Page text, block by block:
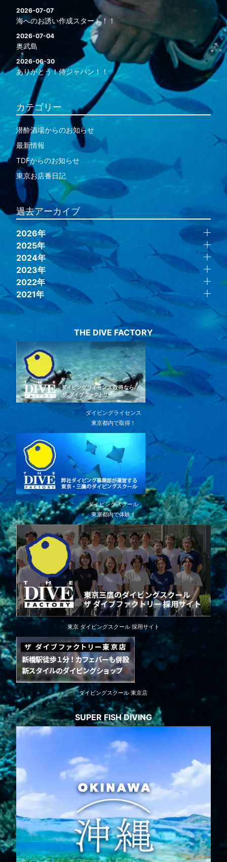
2026-07-07
海へのお誘い作成スタート！！
2026-07-04
奥武島
2026-06-30
ありがとう！侍ジャパン！！
カテゴリー
潜酔酒場からのお知らせ
最新情報
TDFからのお知らせ
東京お店番日記
過去アーカイブ
2026年
2025年
2024年
2023年
2022年
2021年
THE DIVE FACTORY
ダイビングライセンス
東京都内で取得！
ダイビングスクール
東京都内で体験！
東京 ダイビングスクール 採用サイト
ダイビングスクール 東京店
SUPER FISH DIVING